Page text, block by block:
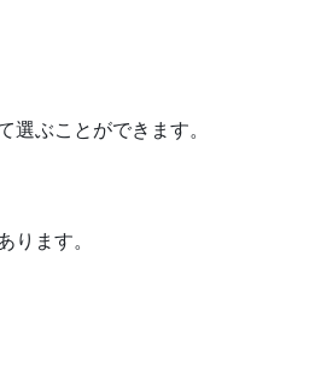
ぶことができます。
ます。